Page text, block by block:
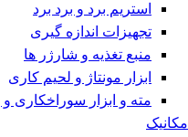
استریم برد و برد برد
تجهیزات اندازه گیری
منبع تغذیه و شارژر ها
ابزار مونتاژ و لحیم کاری
مته و ابزار سوراخکاری
مکانیک